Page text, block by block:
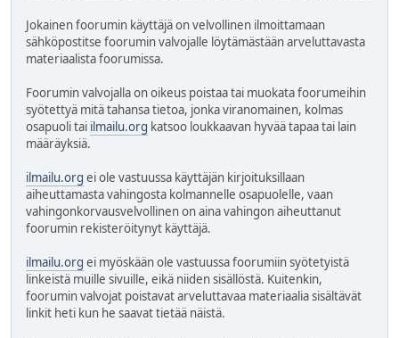
Jokainen foorumin käyttäjä on velvollinen ilmoittamaan
sähköpostitse foorumin valvojalle löytämästään arveluttavasta
materiaalista foorumissa.
Foorumin valvojalla on oikeus poistaa tai muokata foorumeihin
syötettyä mitä tahansa tietoa, jonka viranomainen, kolmas
osapuoli tai ilmailu.org katsoo loukkaavan hyvää tapaa tai lain
määräyksiä.
ilmailu.org ei ole vastuussa käyttäjän kirjoituksillaan
aiheuttamasta vahingosta kolmannelle osapuolelle, vaan
vahingonkorvausvelvollinen on aina vahingon aiheuttanut
foorumin rekisteröitynyt käyttäjä.
ilmailu.org ei myöskään ole vastuussa foorumiin syötetyistä
linkeistä muille sivuille, eikä niiden sisällöstä. Kuitenkin,
foorumin valvojat poistavat arveluttavaa materiaalia sisältävät
linkit heti kun he saavat tietää näistä.